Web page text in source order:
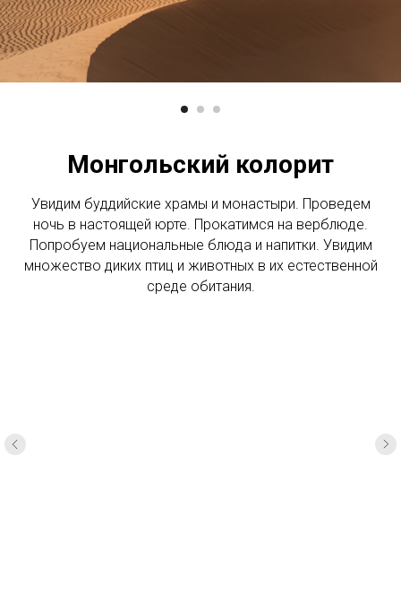
Монгольский колорит
Увидим буддийские храмы и монастыри. Проведем
ночь в настоящей юрте. Прокатимся на верблюде.
Попробуем национальные блюда и напитки. Увидим
множество диких птиц и животных в их естественной
среде обитания.